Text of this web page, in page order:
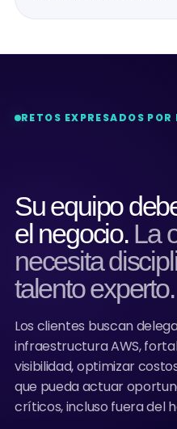
RETOS EXPRESADOS
Su equipo
el negocio. La
necesita
talento experto.
Los clientes buscan
infraestructura AWS,
visibilidad, optimizar
que pueda actuar
críticos, incluso fuera del